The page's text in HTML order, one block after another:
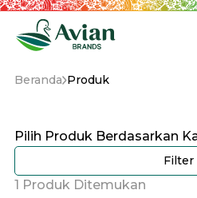
Beranda Produk
Pilih Produk Berdasarkan
Filter
1 Produk Ditemukan